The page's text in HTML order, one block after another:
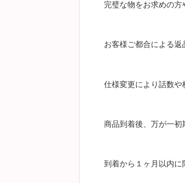
完璧な物をお求めの方
お客様ご都合による返
仕様変更により話数や
商品到着後、万が一初
到着から１ヶ月以内に